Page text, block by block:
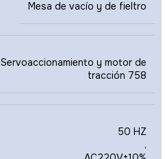
Mesa de vacío y de fieltro
Servoaccionamiento y motor de
tracción 758
50 HZ
,